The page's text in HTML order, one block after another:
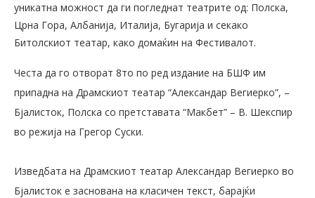
уникатна можност да ги погледнат театрите од: Полска,
Црна Гора, Албанија, Италија, Бугарија и секако
Битолскиот театар, како домаќин на Фестивалот.
Честа да го отворат 8то по ред издание на БШФ им
припадна на Драмскиот театар “Александар Вегиерко”, –
Бјалисток, Полска со претставата “Макбет” – В. Шекспир
во режија на Грегор Суски.
Изведбата на Драмскиот театар Александар Вегиерко во
Бјалисток е заснована на класичен текст, барајќи